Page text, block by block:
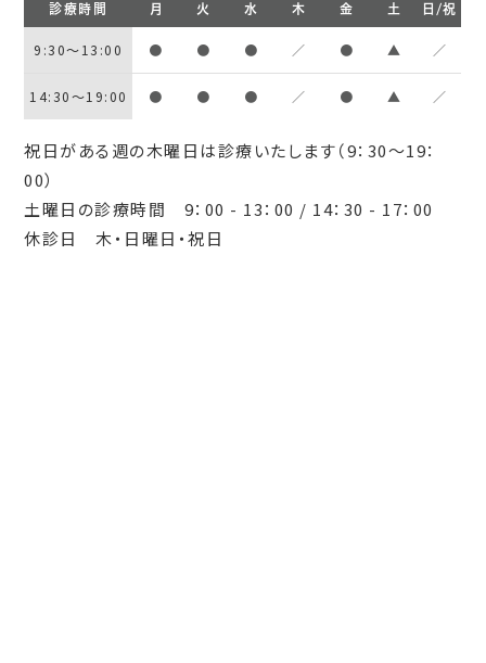
診療時間 月 火 水 木 金 土 日/祝
9:30～13:00 ● ● ● ／ ● ▲ ／
14:30～19:00 ● ● ● ／ ● ▲ ／
祝日がある週の木曜日は診療いたします（9：30～19：
00）
土曜日の診療時間 9：00 - 13：00 / 14：30 - 17：00
休診日 木・日曜日・祝日